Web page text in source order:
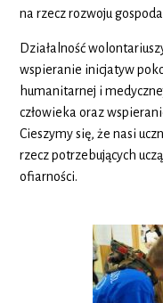
na rzecz rozwoju
Działalność
wspieranie inicjatyw
humanitarnej i
człowieka oraz
Cieszymy się, że nasi
rzecz potrzebujących
ofiarności.